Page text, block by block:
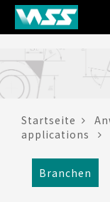
Startseite
applications
Branchen